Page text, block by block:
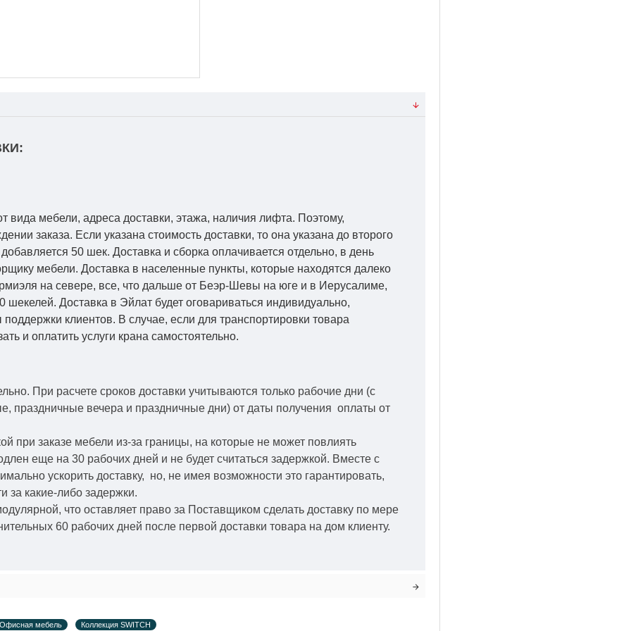
вида мебели, адреса доставки, этажа, наличия лифта. Поэтому,
заказа. Если указана стоимость доставки, то она указана до второго
50 шек. Доставка и сборка оплачивается отдельно, в день
мебели. Доставка в населенные пункты, которые находятся далеко
на севере, все, что дальше от Беэр-Шевы на юге и в Иерусалиме,
Доставка в Эйлат будет оговариваться индивидуально,
клиентов. В случае, если для транспортировки товара
и оплатить услуги крана самостоятельно.
При расчете сроков доставки учитываются только рабочие дни (с
праздничные вечера и праздничные дни) от даты получения оплаты от
при заказе мебели из-за границы, на которые не может повлиять
еще на 30 рабочих дней и не будет считаться задержкой. Вместе с
ускорить доставку, но, не имея возможности это гарантировать,
за какие-либо задержки.
что оставляет право за Поставщиком сделать доставку по мере
60 рабочих дней после первой доставки товара на дом клиенту.
Офисная мебель Коллекция SWITCH